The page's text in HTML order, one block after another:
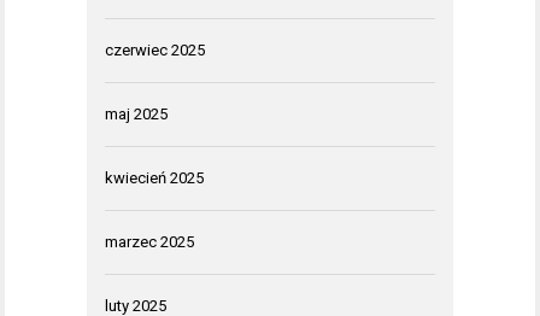
czerwiec 2025
maj 2025
kwiecień 2025
marzec 2025
luty 2025